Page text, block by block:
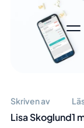
Skriven av
Lisa Skoglund1